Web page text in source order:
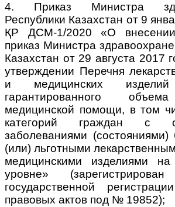
4. Приказ Министра
Республики Казахстан от 9
ҚР ДСМ-1/2020 «О
приказ Министра
Казахстан от 29 августа
утверждении Перечня
и медицинских
гарантированного
медицинской помощи, в том
категорий граждан с
заболеваниями
(или) льготными
медицинскими изделиями на
уровне»
государственной
правовых актов под № 19852);